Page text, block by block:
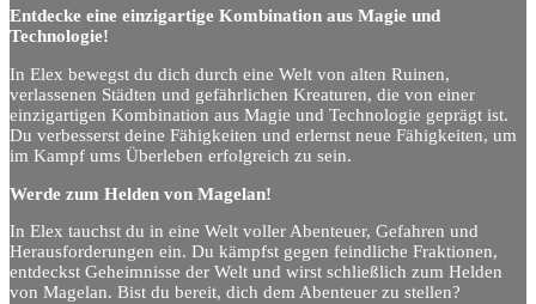
Entdecke eine einzigartige Kombination aus Magie und
Technologie!
In Elex bewegst du dich durch eine Welt von alten Ruinen,
verlassenen Städten und gefährlichen Kreaturen, die von einer
einzigartigen Kombination aus Magie und Technologie geprägt ist.
Du verbesserst deine Fähigkeiten und erlernst neue Fähigkeiten, um
im Kampf ums Überleben erfolgreich zu sein.
Werde zum Helden von Magelan!
In Elex tauchst du in eine Welt voller Abenteuer, Gefahren und
Herausforderungen ein. Du kämpfst gegen feindliche Fraktionen,
entdeckst Geheimnisse der Welt und wirst schließlich zum Helden
von Magelan. Bist du bereit, dich dem Abenteuer zu stellen?